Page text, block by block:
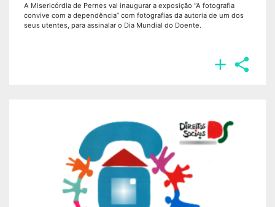
A Misericórdia de Pernes vai inaugurar a exposição “A fotografia
convive com a dependência” com fotografias da autoria de um dos
seus utentes, para assinalar o Dia Mundial do Doente.
 